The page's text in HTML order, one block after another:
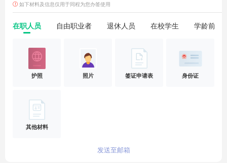
4、不接收持有有效登入证的申请人；
6、不接受已持有韩国签证有效期到期时间大于6个月的申请人；
预订任何机票酒店行程。
如下材料及信息仅用于同程为您办签使用
在职人员 自由职业者 退休人员 在校学生 学龄前儿
护照 照片 签证申请表 身份证
其他材料
发送至邮箱